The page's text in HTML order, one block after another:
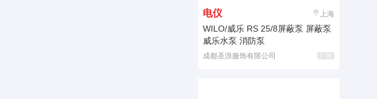
电仪 上海
WILO/威乐 RS 25/8屏蔽泵 屏蔽泵
威乐水泵 消防泵
成都圣浪服饰有限公司 广告